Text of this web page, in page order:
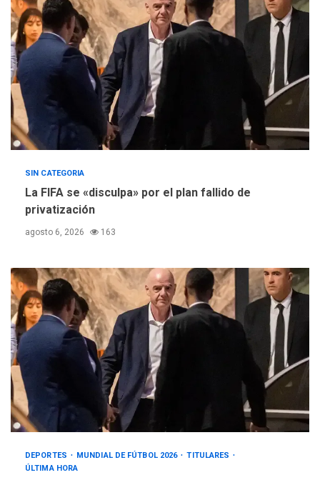
5
de Comercio para reforma
de Ley de Puerto Libre
SIN CATEGORIA
La FIFA se «disculpa» por el plan fallido de
privatización
agosto 6, 2026 163
DEPORTES MUNDIAL DE FÚTBOL 2026
TITULARES
ÚLTIMA HORA